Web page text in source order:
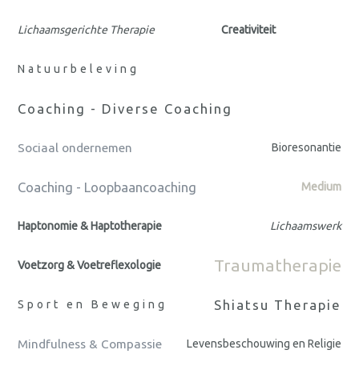
Lichaamsgerichte Therapie Creativiteit
Natuurbeleving
Coaching - Diverse Coaching
Sociaal ondernemen Bioresonantie
Coaching - Loopbaancoaching Medium
Haptonomie & Haptotherapie Lichaamswerk
Voetzorg & Voetreflexologie Traumatherapie
Sport en Beweging Shiatsu Therapie
Mindfulness & Compassie Levensbeschouwing en Religie